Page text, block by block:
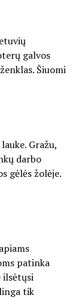
galvos
Šiuomi
Gražu,
darbo
gėlės žolėje.
patinka
ilsėtųsi
tik